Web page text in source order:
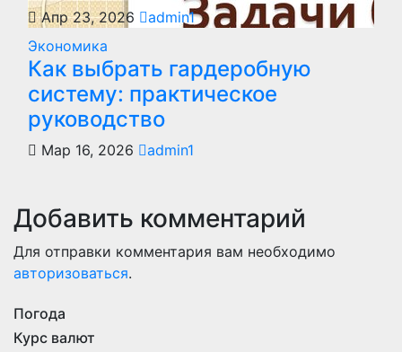
Апр 23, 2026
admin1
Экономика
Как выбрать гардеробную
систему: практическое
руководство
Мар 16, 2026 admin1
Добавить комментарий
Для отправки комментария вам необходимо
авторизоваться.
Погода
Курс валют